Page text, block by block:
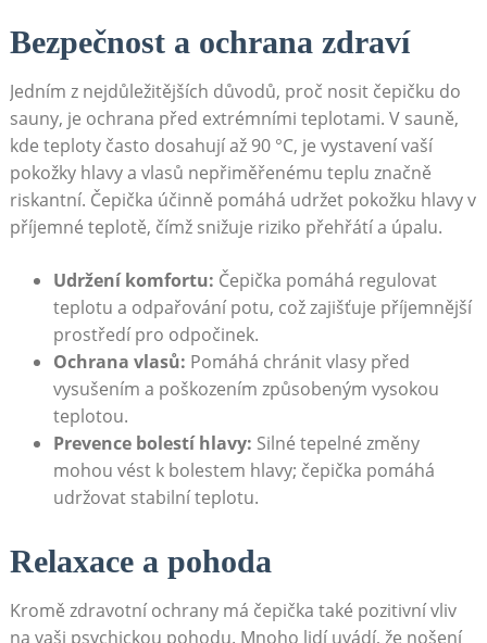
Bezpečnost a ochrana zdraví
Jedním z nejdůležitějších důvodů, proč nosit čepičku do
sauny, je ochrana před extrémními teplotami. V sauně,
kde teploty často dosahují až 90 °C, je vystavení vaší
pokožky hlavy a vlasů nepřiměřenému teplu značně
riskantní. Čepička účinně pomáhá udržet pokožku hlavy v
příjemné teplotě, čímž snižuje riziko přehřátí a úpalu.
Udržení komfortu: Čepička pomáhá regulovat
teplotu a odpařování potu, což zajišťuje příjemnější
prostředí pro odpočinek.
Ochrana vlasů: Pomáhá chránit vlasy před
vysušením a poškozením způsobeným vysokou
teplotou.
Prevence bolestí hlavy: Silné tepelné změny
mohou vést k bolestem hlavy; čepička pomáhá
udržovat stabilní teplotu.
Relaxace a pohoda
Kromě zdravotní ochrany má čepička také pozitivní vliv
na vaši psychickou pohodu. Mnoho lidí uvádí, že nošení